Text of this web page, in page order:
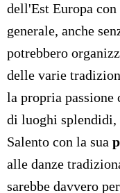
dell'Est Europa con
generale, anche
potrebbero
delle varie
la propria
di luoghi splendidi,
Salento con la sua
alle danze
sarebbe davvero